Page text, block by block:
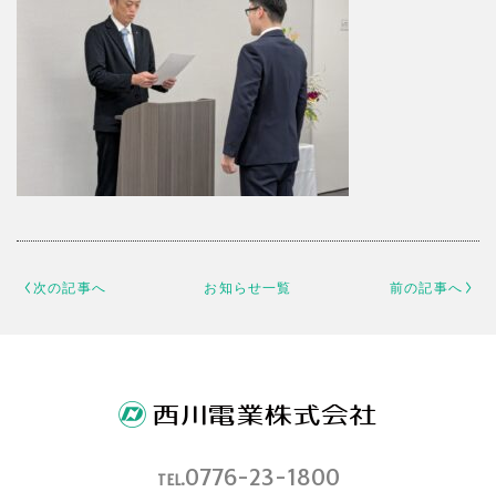
次の記事へ お知らせ一覧 前の記事へ
TEL.0776-23-1800